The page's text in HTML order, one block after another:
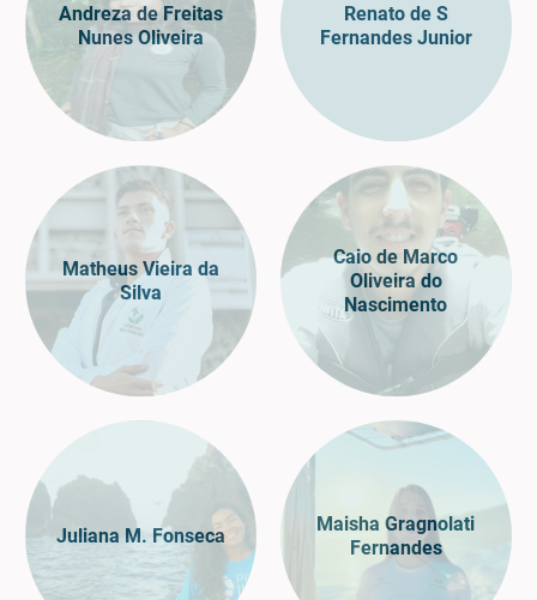
Andreza de Freitas
Nunes Oliveira
Renato de S
Fernandes Junior
Matheus Vieira da
Silva
Caio de Marco
Oliveira do
Nascimento
Juliana M. Fonseca
Maisha Gragnolati
Fernandes